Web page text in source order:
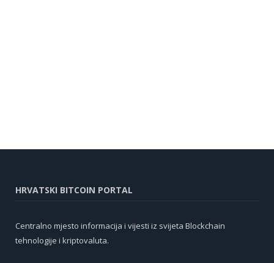
HRVATSKI BITCOIN PORTAL
Centralno mjesto informacija i vijesti iz svijeta Blockchain
tehnologije i kriptovaluta.